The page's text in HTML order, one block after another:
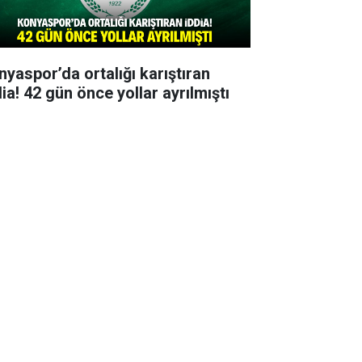
ortalığı karıştıran
42 gün önce yollar ayrılmıştı